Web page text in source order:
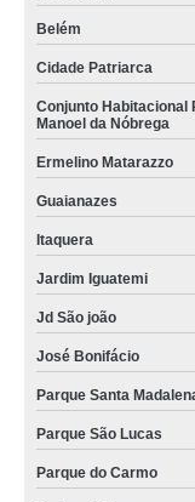
Belém
Cidade Patriarca
Conjunto Habitacional
Manoel da Nóbrega
Ermelino Matarazzo
Guaianazes
Itaquera
Jardim Iguatemi
Jd São joão
José Bonifácio
Parque Santa
Parque São Lucas
Parque do Carmo